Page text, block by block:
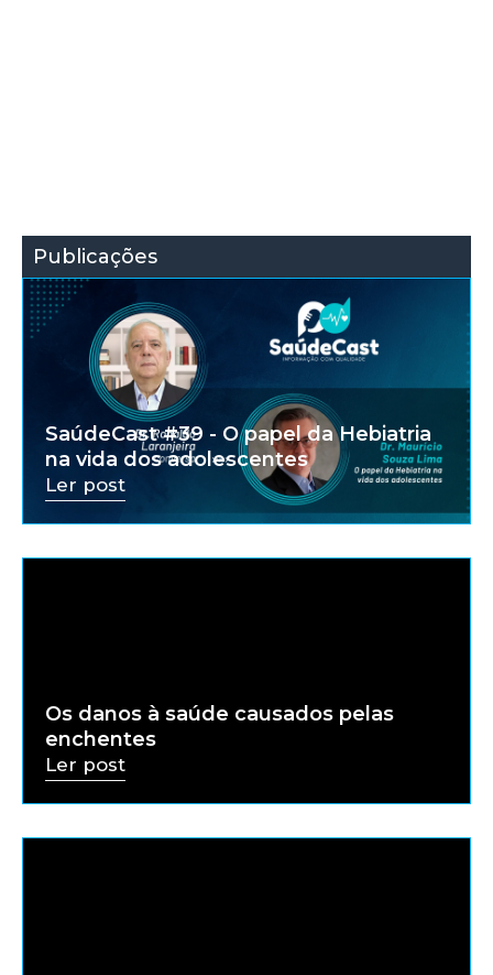
Publicações
SaúdeCast #39 - O papel da Hebiatria
na vida dos adolescentes
Ler post
Os danos à saúde causados pelas
enchentes
Ler post